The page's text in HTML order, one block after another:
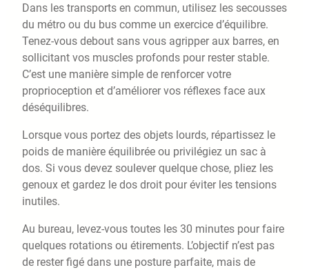
Dans les transports en commun, utilisez les secousses
du métro ou du bus comme un exercice d’équilibre.
Tenez-vous debout sans vous agripper aux barres, en
sollicitant vos muscles profonds pour rester stable.
C’est une manière simple de renforcer votre
proprioception et d’améliorer vos réflexes face aux
déséquilibres.
Lorsque vous portez des objets lourds, répartissez le
poids de manière équilibrée ou privilégiez un sac à
dos. Si vous devez soulever quelque chose, pliez les
genoux et gardez le dos droit pour éviter les tensions
inutiles.
Au bureau, levez-vous toutes les 30 minutes pour faire
quelques rotations ou étirements. L’objectif n’est pas
de rester figé dans une posture parfaite, mais de